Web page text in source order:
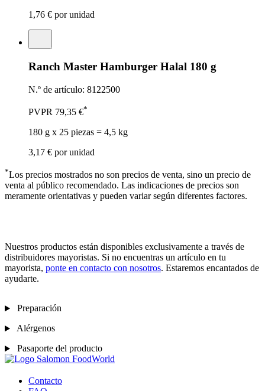
1,76 € por unidad
Ranch Master Hamburger Halal 180 g
N.º de artículo: 8122500
PVPR 79,35 €*
180 g x 25 piezas = 4,5 kg
3,17 € por unidad
*Los precios mostrados no son precios de venta, sino un precio de
venta al público recomendado. Las indicaciones de precios son
meramente orientativas y pueden variar según diferentes factores.
Nuestros productos están disponibles exclusivamente a través de
distribuidores mayoristas. Si no encuentras un artículo en tu
mayorista, ponte en contacto con nosotros. Estaremos encantados de
ayudarte.
Preparación
Alérgenos
Pasaporte del producto
Contacto